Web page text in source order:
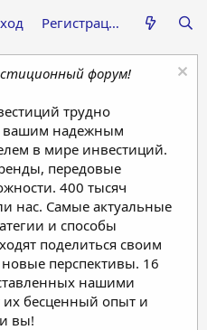
Регистрация
форум!
трудно
вашим надежным
в мире инвестиций.
передовые
400 тысяч
нас. Самые актуальные
и способы
поделиться своим
перспективы. 16
нашими
их бесценный опыт и
вы!